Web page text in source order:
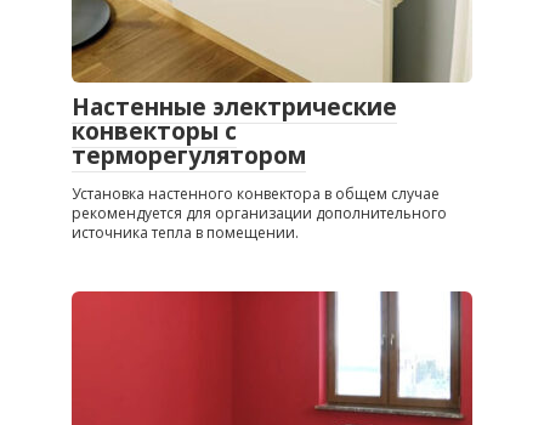
Настенные электрические
конвекторы с
терморегулятором
Установка настенного конвектора в общем случае
рекомендуется для организации дополнительного
источника тепла в помещении.